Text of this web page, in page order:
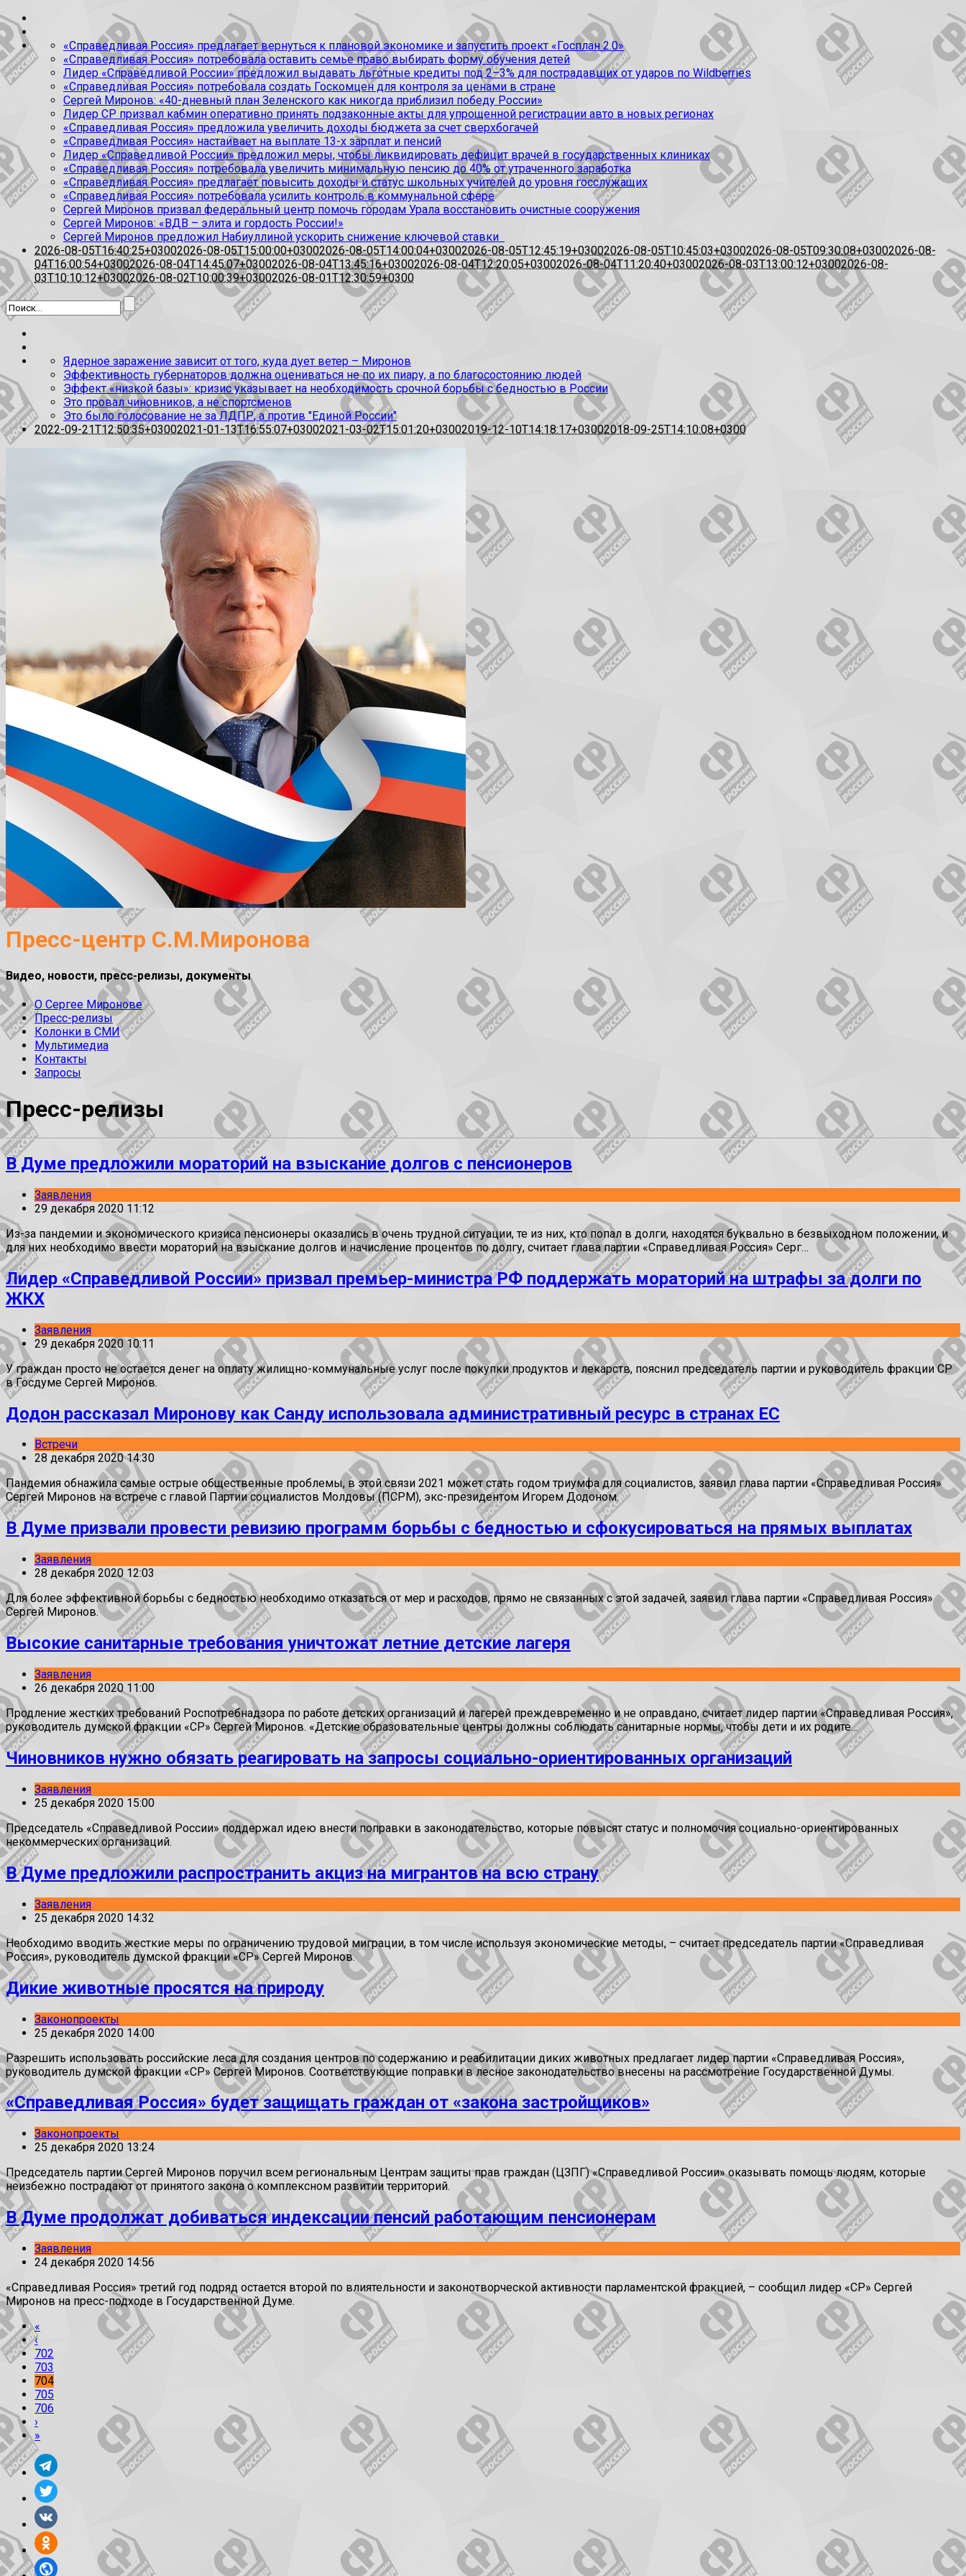
«Справедливая Россия» предлагает вернуться к плановой экономике и запустить проект «Госплан 2.0»
«Справедливая Россия» потребовала оставить семье право выбирать форму обучения детей
Лидер «Справедливой России» предложил выдавать льготные кредиты под 2–3% для пострадавших от ударов по Wildberries
«Справедливая Россия» потребовала создать Госкомцен для контроля за ценами в стране
Сергей Миронов: «40-дневный план Зеленского как никогда приблизил победу России»
Лидер СР призвал кабмин оперативно принять подзаконные акты для упрощенной регистрации авто в новых регионах
«Справедливая Россия» предложила увеличить доходы бюджета за счет сверхбогачей
«Справедливая Россия» настаивает на выплате 13-х зарплат и пенсий
Лидер «Справедливой России» предложил меры, чтобы ликвидировать дефицит врачей в государственных клиниках
«Справедливая Россия» потребовала увеличить минимальную пенсию до 40% от утраченного заработка
«Справедливая Россия» предлагает повысить доходы и статус школьных учителей до уровня госслужащих
«Справедливая Россия» потребовала усилить контроль в коммунальной сфере
Сергей Миронов призвал федеральный центр помочь городам Урала восстановить очистные сооружения
Сергей Миронов: «ВДВ – элита и гордость России!»
Сергей Миронов предложил Набиуллиной ускорить снижение ключевой ставки
2026-08-05T16:40:25+03002026-08-05T15:00:00+03002026-08-05T14:00:04+03002026-08-05T12:45:19+03002026-08-05T10:45:03+03002026-08-05T09:30:08+03002026-08-
04T16:00:54+03002026-08-04T14:45:07+03002026-08-04T13:45:16+03002026-08-04T12:20:05+03002026-08-04T11:20:40+03002026-08-03T13:00:12+03002026-08-
03T10:10:12+03002026-08-02T10:00:39+03002026-08-01T12:30:59+0300
Ядерное заражение зависит от того, куда дует ветер – Миронов
Эффективность губернаторов должна оцениваться не по их пиару, а по благосостоянию людей
Эффект «низкой базы»: кризис указывает на необходимость срочной борьбы с бедностью в России
Это провал чиновников, а не спортсменов
Это было голосование не за ЛДПР, а против "Единой России"
2022-09-21T12:50:35+03002021-01-13T16:55:07+03002021-03-02T15:01:20+03002019-12-10T14:18:17+03002018-09-25T14:10:08+0300
Пресс-центр С.М.Миронова
Видео, новости, пресс-релизы, документы
О Сергее Миронове
Пресс-релизы
Колонки в СМИ
Мультимедиа
Контакты
Запросы
Пресс-релизы
В Думе предложили мораторий на взыскание долгов с пенсионеров
Заявления
29 декабря 2020 11:12
Из-за пандемии и экономического кризиса пенсионеры оказались в очень трудной ситуации, те из них, кто попал в долги, находятся буквально в безвыходном положении, и
для них необходимо ввести мораторий на взыскание долгов и начисление процентов по долгу, считает глава партии «Справедливая Россия» Серг…
Лидер «Справедливой России» призвал премьер-министра РФ поддержать мораторий на штрафы за долги по
ЖКХ
Заявления
29 декабря 2020 10:11
У граждан просто не остается денег на оплату жилищно-коммунальные услуг после покупки продуктов и лекарств, пояснил председатель партии и руководитель фракции СР
в Госдуме Сергей Миронов.
Додон рассказал Миронову как Санду использовала административный ресурс в странах ЕС
Встречи
28 декабря 2020 14:30
Пандемия обнажила самые острые общественные проблемы, в этой связи 2021 может стать годом триумфа для социалистов, заявил глава партии «Справедливая Россия»
Сергей Миронов на встрече с главой Партии социалистов Молдовы (ПСРМ), экс-президентом Игорем Додоном.
В Думе призвали провести ревизию программ борьбы с бедностью и сфокусироваться на прямых выплатах
Заявления
28 декабря 2020 12:03
Для более эффективной борьбы с бедностью необходимо отказаться от мер и расходов, прямо не связанных с этой задачей, заявил глава партии «Справедливая Россия»
Сергей Миронов.
Высокие санитарные требования уничтожат летние детские лагеря
Заявления
26 декабря 2020 11:00
Продление жестких требований Роспотребнадзора по работе детских организаций и лагерей преждевременно и не оправдано, считает лидер партии «Справедливая Россия»,
руководитель думской фракции «СР» Сергей Миронов. «Детские образовательные центры должны соблюдать санитарные нормы, чтобы дети и их родите…
Чиновников нужно обязать реагировать на запросы социально-ориентированных организаций
Заявления
25 декабря 2020 15:00
Председатель «Справедливой России» поддержал идею внести поправки в законодательство, которые повысят статус и полномочия социально-ориентированных
некоммерческих организаций.
В Думе предложили распространить акциз на мигрантов на всю страну
Заявления
25 декабря 2020 14:32
Необходимо вводить жесткие меры по ограничению трудовой миграции, в том числе используя экономические методы, – считает председатель партии «Справедливая
Россия», руководитель думской фракции «СР» Сергей Миронов.
Дикие животные просятся на природу
Законопроекты
25 декабря 2020 14:00
Разрешить использовать российские леса для создания центров по содержанию и реабилитации диких животных предлагает лидер партии «Справедливая Россия»,
руководитель думской фракции «СР» Сергей Миронов. Соответствующие поправки в лесное законодательство внесены на рассмотрение Государственной Думы.
«Справедливая Россия» будет защищать граждан от «закона застройщиков»
Законопроекты
25 декабря 2020 13:24
Председатель партии Сергей Миронов поручил всем региональным Центрам защиты прав граждан (ЦЗПГ) «Справедливой России» оказывать помощь людям, которые
неизбежно пострадают от принятого закона о комплексном развитии территорий.
В Думе продолжат добиваться индексации пенсий работающим пенсионерам
Заявления
24 декабря 2020 14:56
«Справедливая Россия» третий год подряд остается второй по влиятельности и законотворческой активности парламентской фракцией, – сообщил лидер «СР» Сергей
Миронов на пресс-подходе в Государственной Думе.
«
‹
702
703
704
705
706
›
»